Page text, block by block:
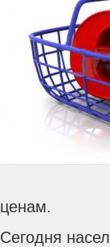
ценам.
Сегодня